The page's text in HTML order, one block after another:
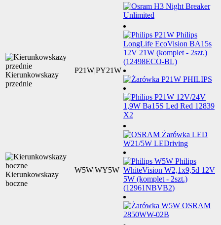
Kierunkowskazy
przednie
P21W|PY21W
Kierunkowskazy
boczne
W5W|WY5W